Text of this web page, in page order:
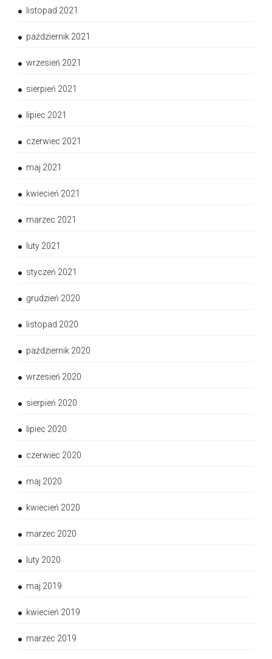
listopad 2021
październik 2021
wrzesień 2021
sierpień 2021
lipiec 2021
czerwiec 2021
maj 2021
kwiecień 2021
marzec 2021
luty 2021
styczeń 2021
grudzień 2020
listopad 2020
październik 2020
wrzesień 2020
sierpień 2020
lipiec 2020
czerwiec 2020
maj 2020
kwiecień 2020
marzec 2020
luty 2020
maj 2019
kwiecień 2019
marzec 2019